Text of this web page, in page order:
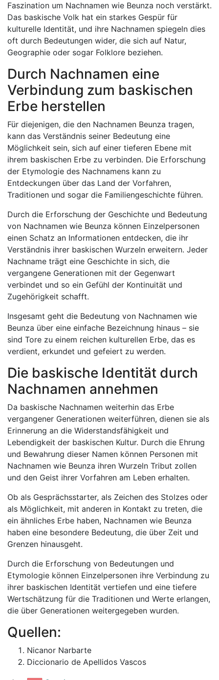
Faszination um Nachnamen wie Beunza noch verstärkt.
Das baskische Volk hat ein starkes Gespür für
kulturelle Identität, und ihre Nachnamen spiegeln dies
oft durch Bedeutungen wider, die sich auf Natur,
Geographie oder sogar Folklore beziehen.
Durch Nachnamen eine
Verbindung zum baskischen
Erbe herstellen
Für diejenigen, die den Nachnamen Beunza tragen,
kann das Verständnis seiner Bedeutung eine
Möglichkeit sein, sich auf einer tieferen Ebene mit
ihrem baskischen Erbe zu verbinden. Die Erforschung
der Etymologie des Nachnamens kann zu
Entdeckungen über das Land der Vorfahren,
Traditionen und sogar die Familiengeschichte führen.
Durch die Erforschung der Geschichte und Bedeutung
von Nachnamen wie Beunza können Einzelpersonen
einen Schatz an Informationen entdecken, die ihr
Verständnis ihrer baskischen Wurzeln erweitern. Jeder
Nachname trägt eine Geschichte in sich, die
vergangene Generationen mit der Gegenwart
verbindet und so ein Gefühl der Kontinuität und
Zugehörigkeit schafft.
Insgesamt geht die Bedeutung von Nachnamen wie
Beunza über eine einfache Bezeichnung hinaus – sie
sind Tore zu einem reichen kulturellen Erbe, das es
verdient, erkundet und gefeiert zu werden.
Die baskische Identität durch
Nachnamen annehmen
Da baskische Nachnamen weiterhin das Erbe
vergangener Generationen weiterführen, dienen sie als
Erinnerung an die Widerstandsfähigkeit und
Lebendigkeit der baskischen Kultur. Durch die Ehrung
und Bewahrung dieser Namen können Personen mit
Nachnamen wie Beunza ihren Wurzeln Tribut zollen
und den Geist ihrer Vorfahren am Leben erhalten.
Ob als Gesprächsstarter, als Zeichen des Stolzes oder
als Möglichkeit, mit anderen in Kontakt zu treten, die
ein ähnliches Erbe haben, Nachnamen wie Beunza
haben eine besondere Bedeutung, die über Zeit und
Grenzen hinausgeht.
Durch die Erforschung von Bedeutungen und
Etymologie können Einzelpersonen ihre Verbindung zu
ihrer baskischen Identität vertiefen und eine tiefere
Wertschätzung für die Traditionen und Werte erlangen,
die über Generationen weitergegeben wurden.
Quellen:
Nicanor Narbarte
Diccionario de Apellidos Vascos